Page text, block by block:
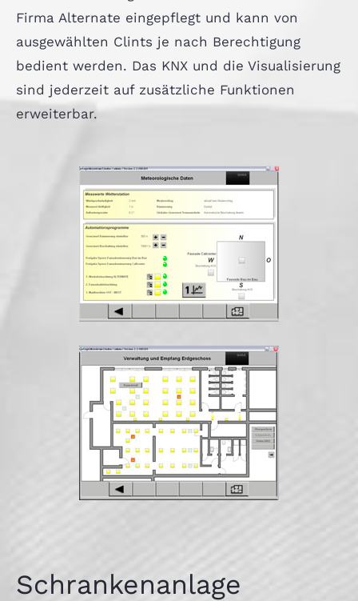
Firma Alternate eingepflegt und kann von
ausgewählten Clints je nach Berechtigung
bedient werden. Das KNX und die Visualisierung
sind jederzeit auf zusätzliche Funktionen
erweiterbar.
Schrankenanlage